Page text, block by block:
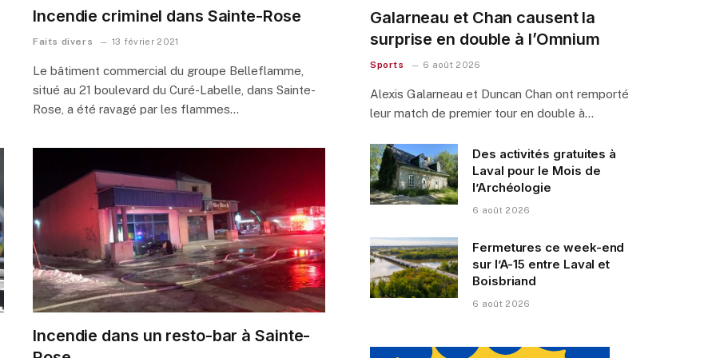
Incendie criminel dans Sainte-Rose
Faits divers 13 février 2021
Le bâtiment commercial du groupe Belleflamme,
situé au 21 boulevard du Curé-Labelle, dans Sainte-
Rose, a été ravagé par les flammes…
Incendie dans un resto-bar à Sainte-
Galarneau et Chan causent la
surprise en double à l’Omnium
Sports 6 août 2026
Alexis Galarneau et Duncan Chan ont remporté
leur match de premier tour en double à…
Des activités gratuites à
Laval pour le Mois de
l’Archéologie
6 août 2026
Fermetures ce week-end
sur l’A-15 entre Laval et
Boisbriand
6 août 2026